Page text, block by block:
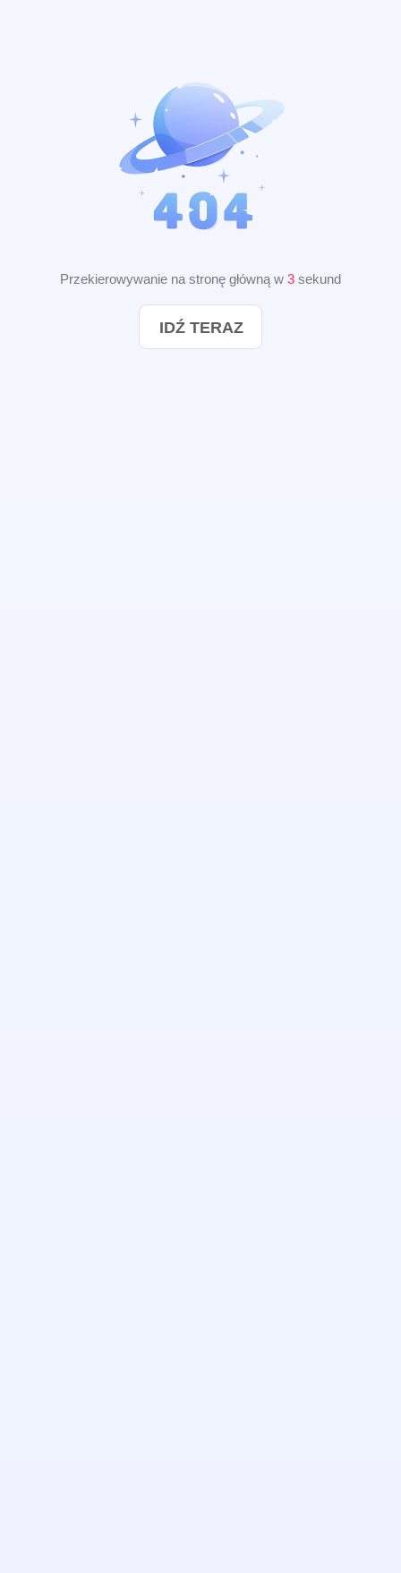
Przekierowywanie na stronę główną w 3 sekund
IDŹ TERAZ